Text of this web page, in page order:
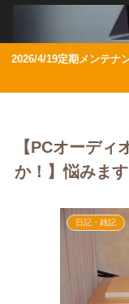
2026/4/19定期メンテナ
【PCオーデ
か！】悩みます
日記・雑記